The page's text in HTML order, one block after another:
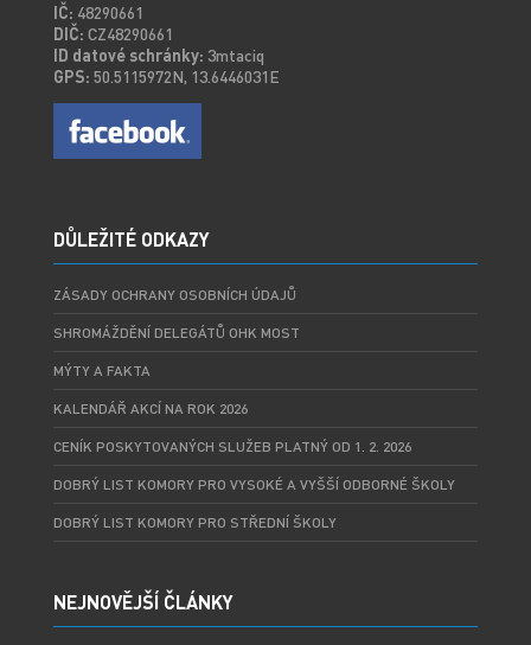
IČ: 48290661
DIČ: CZ48290661
ID datové schránky: 3mtaciq
GPS: 50.5115972N, 13.6446031E
DŮLEŽITÉ ODKAZY
ZÁSADY OCHRANY OSOBNÍCH ÚDAJŮ
SHROMÁŽDĚNÍ DELEGÁTŮ OHK MOST
MÝTY A FAKTA
KALENDÁŘ AKCÍ NA ROK 2026
CENÍK POSKYTOVANÝCH SLUŽEB PLATNÝ OD 1. 2. 2026
DOBRÝ LIST KOMORY PRO VYSOKÉ A VYŠŠÍ ODBORNÉ ŠKOLY
DOBRÝ LIST KOMORY PRO STŘEDNÍ ŠKOLY
NEJNOVĚJŠÍ ČLÁNKY